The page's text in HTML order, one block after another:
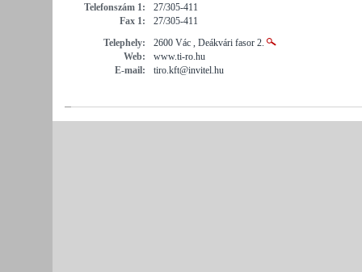
Telefonszám 1:
27/305-411
Fax 1:
27/305-411
Telephely:
2600 Vác , Deákvári fasor 2.
Web:
www.ti-ro.hu
E-mail:
tiro.kft@invitel.hu